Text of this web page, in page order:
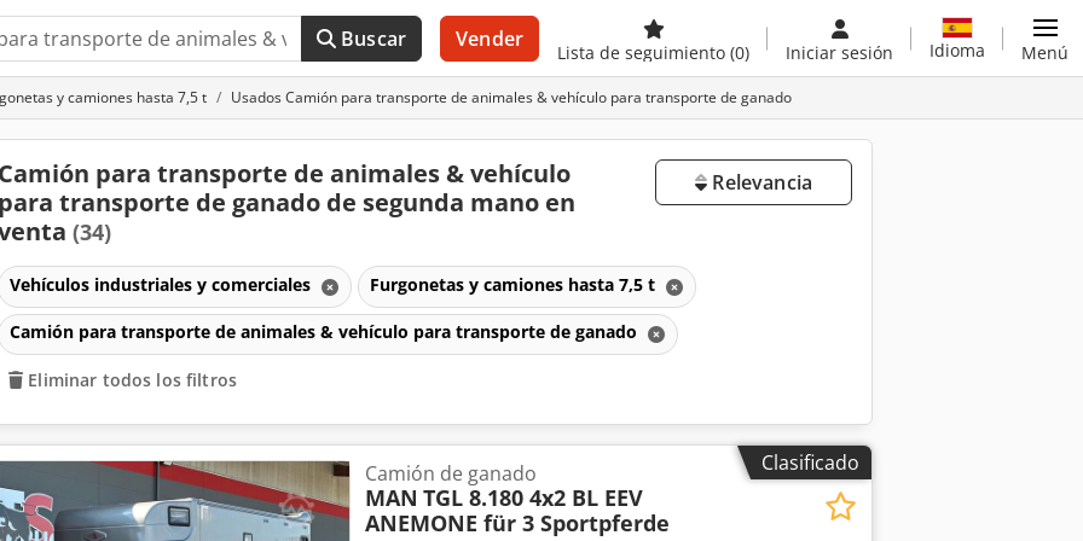
Buscar Vender
Lista de seguimiento (0) Iniciar sesión Idioma Menú
y camiones hasta 7,5 t Usados Camión para transporte de animales & vehículo para transporte de ganado
Camión para transporte de animales & vehículo
para transporte de ganado de segunda mano en
(34)
Relevancia
Vehículos industriales y comerciales Furgonetas y camiones hasta 7,5 t
Camión para transporte de animales & vehículo para transporte de ganado
Eliminar todos los filtros
Clasificado
Camión de ganado
MAN TGL 8.180 4x2 BL EEV
ANEMONE für 3 Sportpferde